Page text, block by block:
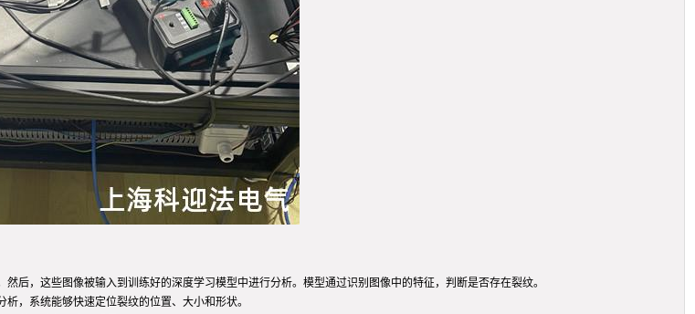
后，这些图像被输入到训练好的深度学习模型中进行分析。模型通过识别图像中的特征，判断是否存在裂纹。
，系统能够快速定位裂纹的位置、大小和形状。